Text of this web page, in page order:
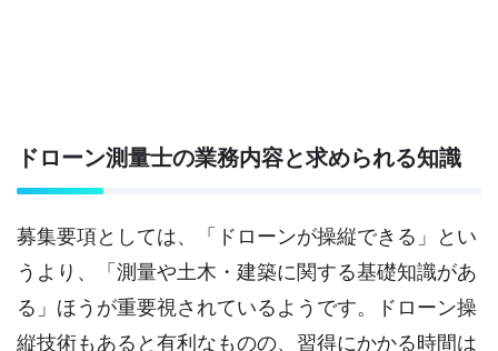
ドローン測量士の業務内容と求められる知識
募集要項としては、「ドローンが操縦できる」とい
うより、「測量や土木・建築に関する基礎知識があ
る」ほうが重要視されているようです。ドローン操
縦技術もあると有利なものの、習得にかかる時間は